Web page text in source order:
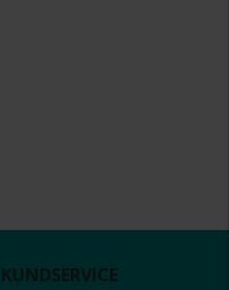
KUNDSERVICE